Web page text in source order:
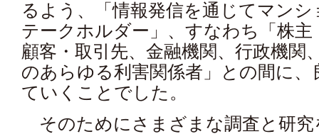
るよう、「情報発信を通じてマン
テークホルダー」、すなわち「株主
顧客・取引先、金融機関、行政機関
のあらゆる利害関係者」との間に
ていくことでした。
そのためにさまざまな調査と研究